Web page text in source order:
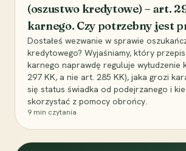
(oszustwo kredytowe) – art.
karnego. Czy potrzebny jest
Dostałeś wezwanie w sprawie
kredytowego? Wyjaśniamy, który
karnego naprawdę reguluje wyłudzenie
297 KK, a nie art. 285 KK), jaka grozi
się status świadka od podejrzanego i
skorzystać z pomocy obrońcy.
9 min czytania